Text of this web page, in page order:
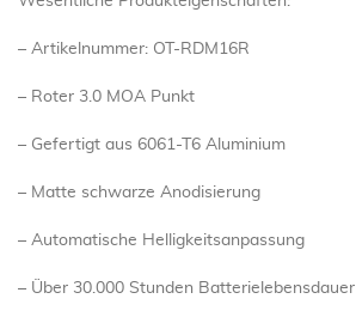
– Artikelnummer: OT-RDM16R
– Roter 3.0 MOA Punkt
– Gefertigt aus 6061-T6 Aluminium
– Matte schwarze Anodisierung
– Automatische Helligkeitsanpassung
– Über 30.000 Stunden Batterielebensdauer